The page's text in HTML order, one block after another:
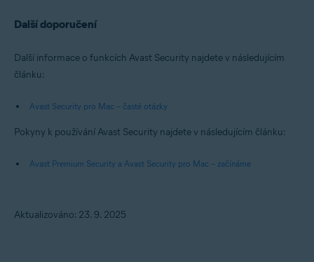
Další doporučení
Další informace o funkcích Avast Security najdete v následujícím
článku:
Avast Security pro Mac – časté otázky
Pokyny k používání Avast Security najdete v následujícím článku:
Avast Premium Security a Avast Security pro Mac – začínáme
Aktualizováno: 23. 9. 2025